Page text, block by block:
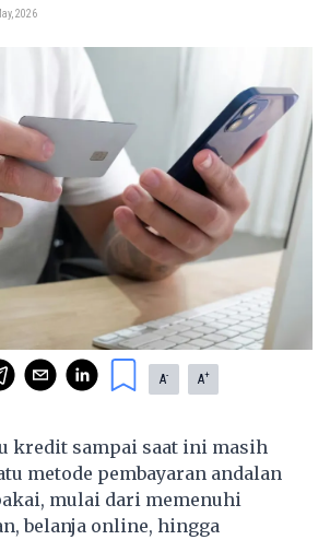
2026
A- A+
kredit sampai saat ini masih
metode pembayaran andalan
mulai dari memenuhi
belanja online, hingga